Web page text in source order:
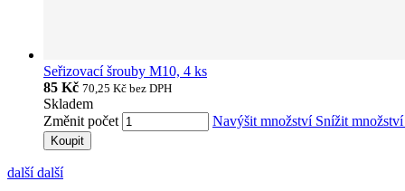
Seřizovací šrouby M10, 4 ks
85 Kč 70,25 Kč bez DPH
Skladem
Změnit počet
Navýšit množství Snížit
Koupit
další další